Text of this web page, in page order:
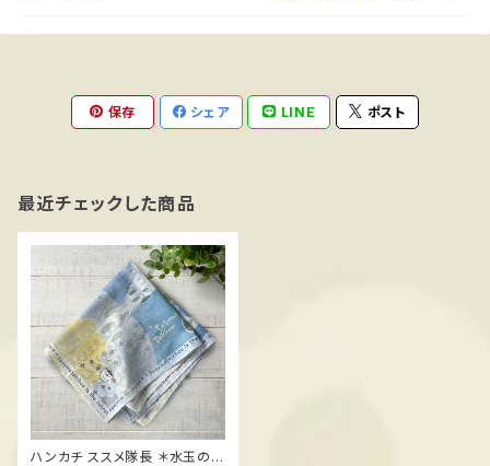
保存 シェア LINE ポスト
最近チェックした商品
ハンカチ ススメ隊長 ＊水玉の傘